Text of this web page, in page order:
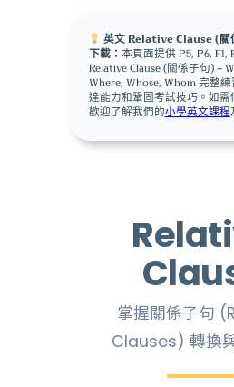
英文 Relative Clause (關
下載： 本頁面提供 P5, P6, F1,
Relative Clause (關係子句) –
Where, Whose, Whom 完整
達能力和鞏固考試技巧。如需
歡迎了解我們的小學英文課程
掌握關係子句
Clauses) 轉換